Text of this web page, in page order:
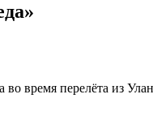
время перелёта из